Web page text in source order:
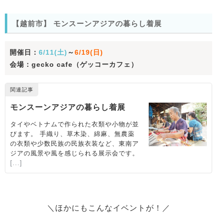
【越前市】 モンスーンアジアの暮らし着展
開催日： 6/11(土) ～6/19(日)
会場：gecko cafe（ゲッコーカフェ）
＼ほかにもこんなイベントが！／